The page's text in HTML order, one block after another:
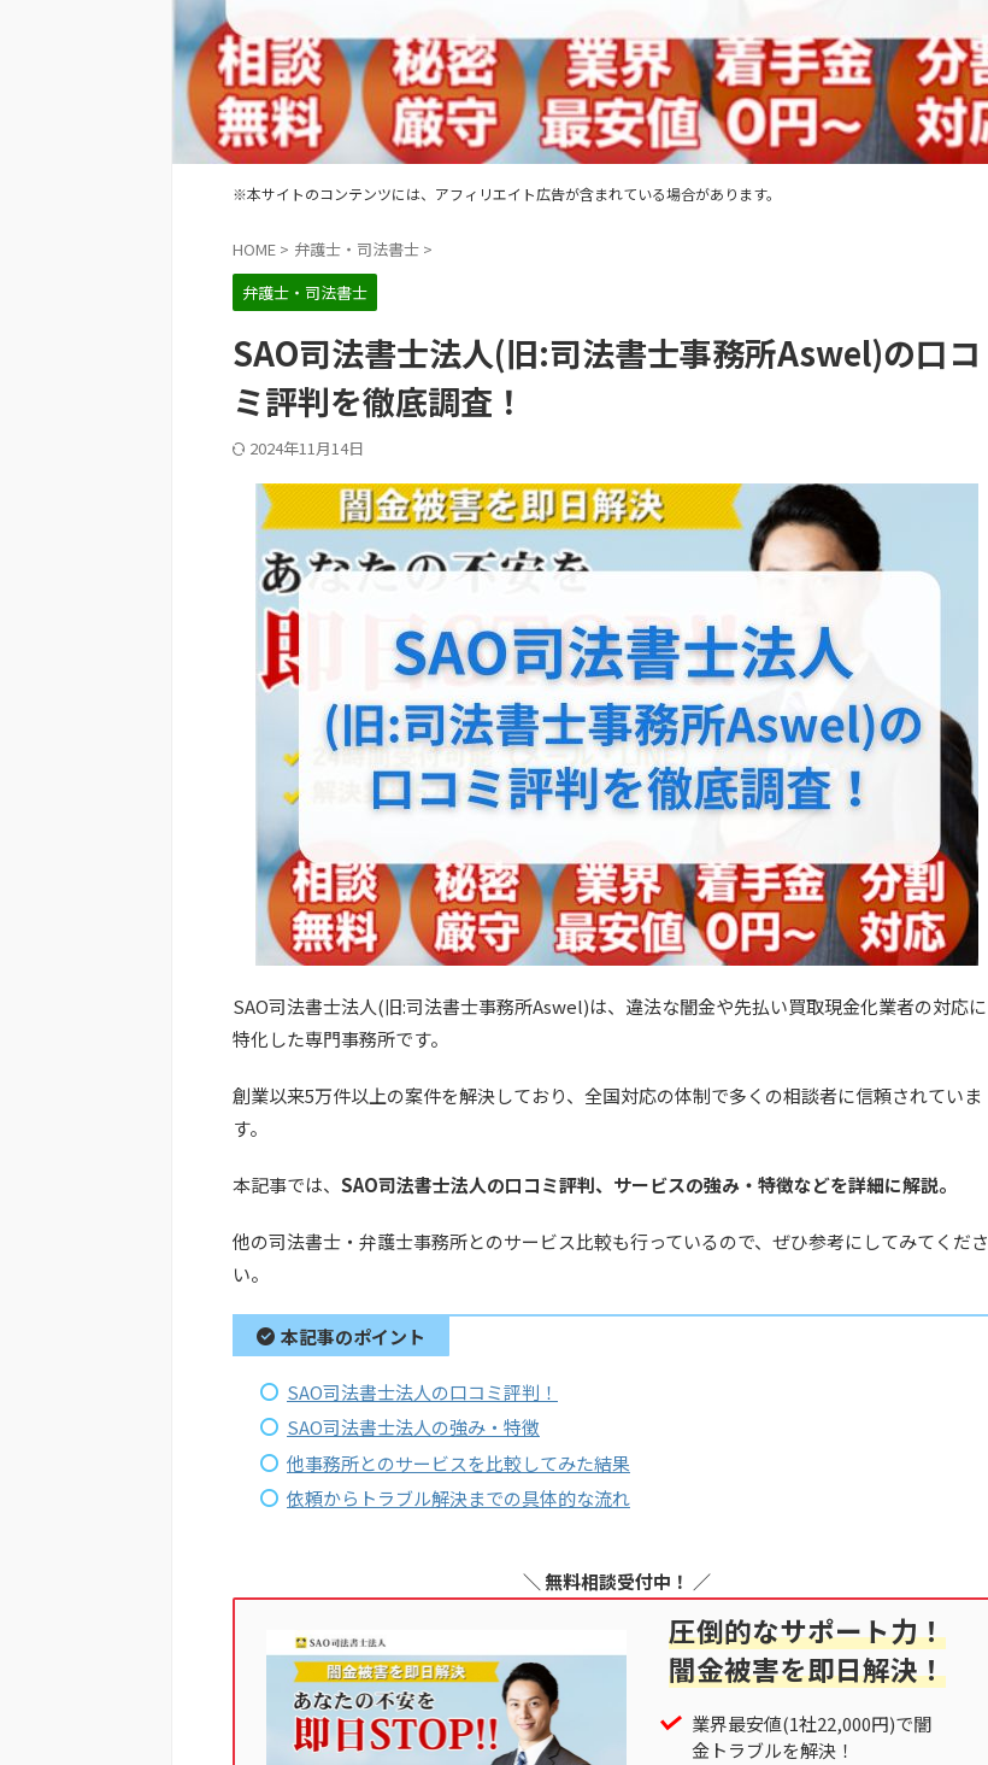
※本サイトのコンテンツには、アフィリエイト広告が含まれている場合があります。
HOME > 弁護士・司法書士 >
弁護士・司法書士
SAO司法書士法人(旧:司法書士事務所Aswel)の口コ
ミ評判を徹底調査！
2024年11月14日
SAO司法書士法人(旧:司法書士事務所Aswel)は、違法な闇金や先払い買取現金化業者の対応に
特化した専門事務所です。
創業以来5万件以上の案件を解決しており、全国対応の体制で多くの相談者に信頼されていま
す。
本記事では、 SAO司法書士法人の口コミ評判、サービスの強み・特徴などを詳細に解説。
他の司法書士・弁護士事務所とのサービス比較も行っているので、ぜひ参考にしてみてくださ
い。
本記事のポイント
SAO司法書士法人の口コミ評判！
SAO司法書士法人の強み・特徴
他事務所とのサービスを比較してみた結果
依頼からトラブル解決までの具体的な流れ
＼ 無料相談受付中！ ／
圧倒的なサポート力！
闇金被害を即日解決！
業界最安値(1社22,000円)で闇
金トラブルを解決！